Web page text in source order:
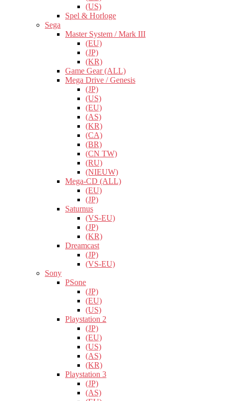
(US)
Spel & Horloge
Sega
Master System / Mark III
(EU)
(JP)
(KR)
Game Gear (ALL)
Mega Drive / Genesis
(JP)
(US)
(EU)
(AS)
(KR)
(CA)
(BR)
(CN TW)
(RU)
(NIEUW)
Mega-CD (ALL)
(EU)
(JP)
Saturnus
(VS-EU)
(JP)
(KR)
Dreamcast
(JP)
(VS-EU)
Sony
PSone
(JP)
(EU)
(US)
Playstation 2
(JP)
(EU)
(US)
(AS)
(KR)
Playstation 3
(JP)
(AS)